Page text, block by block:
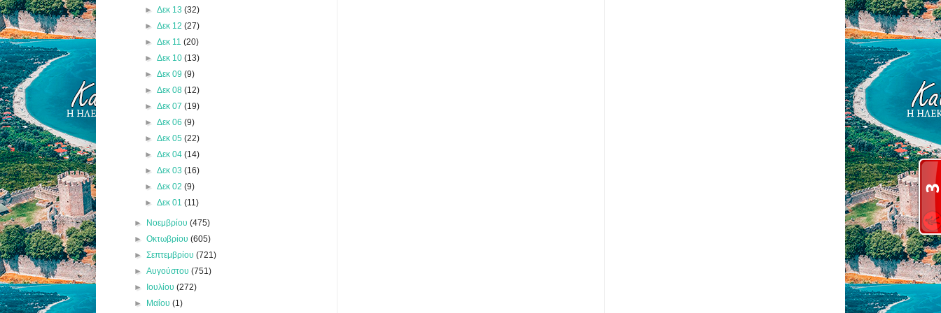
► Δεκ 13 (32)
► Δεκ 12 (27)
► Δεκ 11 (20)
► Δεκ 10 (13)
► Δεκ 09 (9)
► Δεκ 08 (12)
► Δεκ 07 (19)
► Δεκ 06 (9)
► Δεκ 05 (22)
► Δεκ 04 (14)
► Δεκ 03 (16)
► Δεκ 02 (9)
► Δεκ 01 (11)
► Νοεμβρίου(475)
►Οκτωβρίου(605)
►Σεπτεμβρίου(721)
►Αυγούστου(751)
► Ιουλίου(272)
► Μαΐου(1)